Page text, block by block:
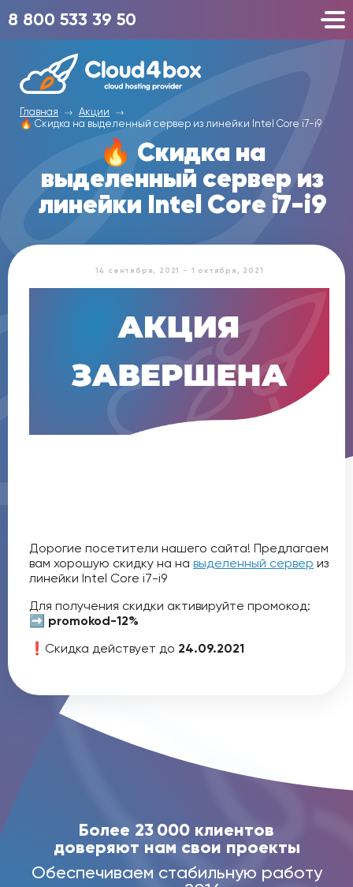
8 800 533 39 50
Главная
Акции
🔥 Cкидка на выделенный сервер из линейки Intel Core i7-i9
🔥 Cкидка на
выделенный сервер из
линейки Intel Core i7-i9
Дорогие посетители нашего сайта! Предлагаем
вам хорошую скидку на на выделенный сервер из
линейки Intel Core i7-i9
Для получения скидки активируйте промокод:
➡️ promokod-12%
❗️Скидка действует до 24.09.2021
14 сентября, 2021 - 1 октября, 2021
Более 23 000 клиентов
доверяют нам свои проекты
Обеспечиваем стабильную работу